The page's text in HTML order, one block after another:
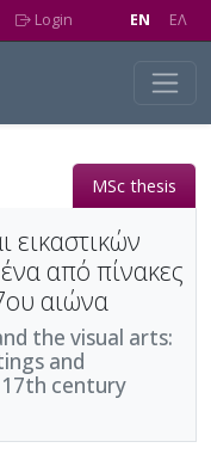
Login EN EΛ
MSc thesis
εικαστικών
από πίνακες
αιώνα
the visual arts:
and
century